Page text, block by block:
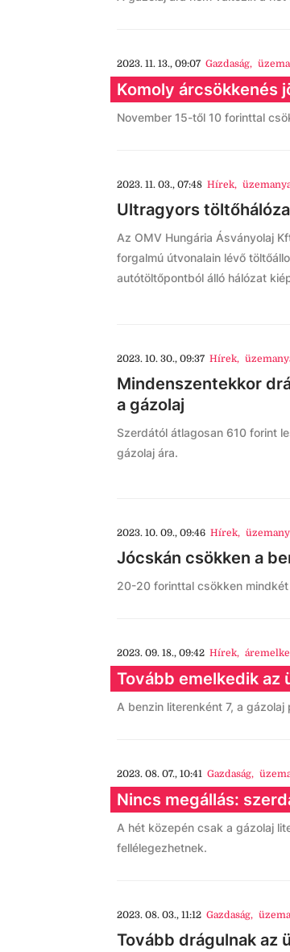
2023. 11. 13., 09:07 Gazdaság,
Komoly árcsökkenés
November 15-től 10 forinttal
2023. 11. 03., 07:48 Hírek,
Ultragyors
Az OMV Hungária Ásványolaj
forgalmú útvonalain lévő
autótöltőpontból álló hálózat
2023. 10. 30., 09:37 Hírek,
Mindenszentekkor
a gázolaj
Szerdától átlagosan 610 forint
gázolaj ára.
2023. 10. 09., 09:46 Hírek,
Jócskán csökken a
20-20 forinttal csökken
2023. 09. 18., 09:42 Hírek,
Tovább emelkedik az
A benzin literenként 7, a
2023. 08. 07., 10:41 Gazdaság,
Nincs megállás:
A hét közepén csak a gázolaj
fellélegezhetnek.
2023. 08. 03., 11:12 Gazdaság,
Tovább drágulnak az